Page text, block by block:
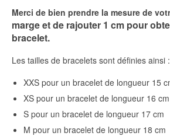
Merci de bien prendre la mesure de
marge et de rajouter 1 cm pour
bracelet.
Les tailles de bracelets sont définies ainsi :
XXS pour un bracelet de longueur 15
XS pour un bracelet de longueur 16 cm
S pour un bracelet de longueur 17 cm
M pour un bracelet de longueur 18 cm